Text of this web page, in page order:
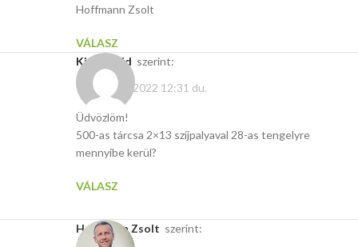
Hoffmann Zsolt
VÁLASZ
Kiss Dávid szerint:
február 16, 2022 12:31 du.
Üdvözlöm!
500-as tárcsa 2×13 szíjpalyaval 28-as tengelyre
mennyibe kerül?
VÁLASZ
Hoffmann Zsolt szerint: